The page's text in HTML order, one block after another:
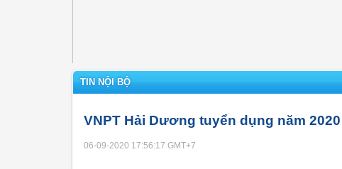
TIN NỘI BỘ
VNPT Hải Dương tuyển dụng năm 2020
06-09-2020 17:56:17 GMT+7